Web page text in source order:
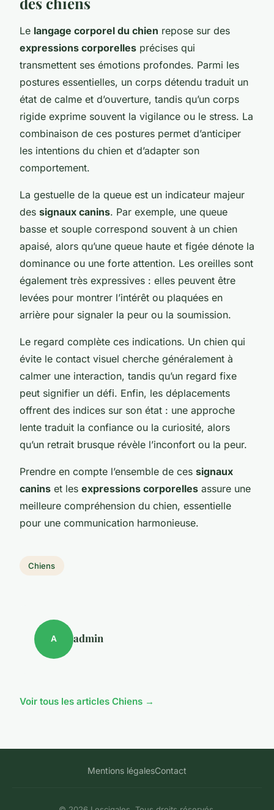
Le langage corporel du chien repose sur des
expressions corporelles précises qui
transmettent ses émotions profondes. Parmi les
postures essentielles, un corps détendu traduit un
état de calme et d’ouverture, tandis qu’un corps
rigide exprime souvent la vigilance ou le stress. La
combinaison de ces postures permet d’anticiper
les intentions du chien et d’adapter son
comportement.
La gestuelle de la queue est un indicateur majeur
des signaux canins. Par exemple, une queue
basse et souple correspond souvent à un chien
apaisé, alors qu’une queue haute et figée dénote la
dominance ou une forte attention. Les oreilles sont
également très expressives : elles peuvent être
levées pour montrer l’intérêt ou plaquées en
arrière pour signaler la peur ou la soumission.
Le regard complète ces indications. Un chien qui
évite le contact visuel cherche généralement à
calmer une interaction, tandis qu’un regard fixe
peut signifier un défi. Enfin, les déplacements
offrent des indices sur son état : une approche
lente traduit la confiance ou la curiosité, alors
qu’un retrait brusque révèle l’inconfort ou la peur.
Prendre en compte l’ensemble de ces signaux
canins et les expressions corporelles assure une
meilleure compréhension du chien, essentielle
pour une communication harmonieuse.
Chiens
A admin
Voir tous les articles Chiens →
Mentions légalesContact